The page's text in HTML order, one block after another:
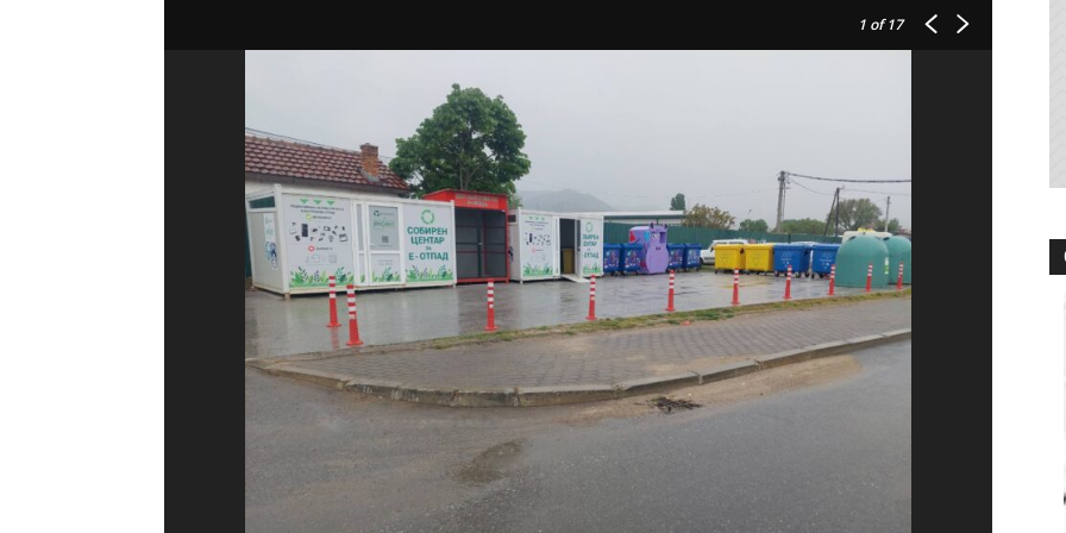
1 of 17